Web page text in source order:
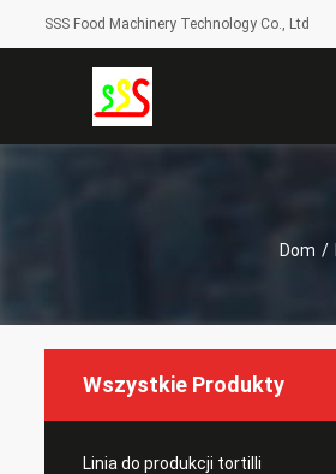
SSS Food Machinery Technology Co., Ltd
Dom /
Wszystkie Produkty
Linia do produkcji tortilli